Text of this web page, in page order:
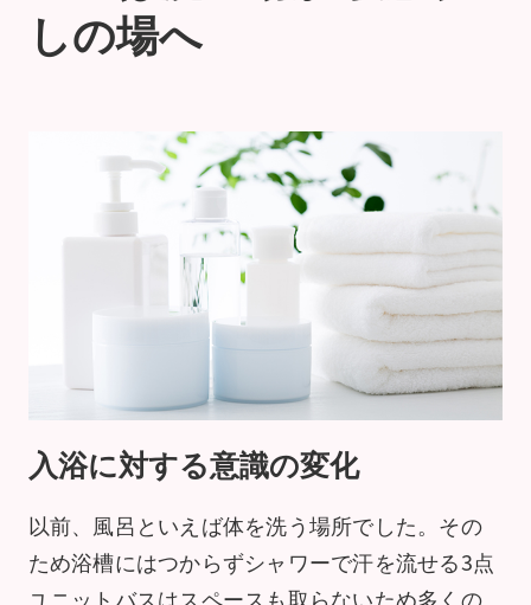
しの場へ
入浴に対する意識の変化
以前、風呂といえば体を洗う場所でした。その
ため浴槽にはつからずシャワーで汗を流せる3点
ユニットバスはスペースも取らないため多くの